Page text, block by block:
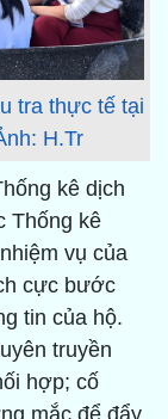
tra thực tế tại
H.Tr
kê dịch
Thống kê
vụ của
cực bước
tin của hộ.
truyền
hợp; cố